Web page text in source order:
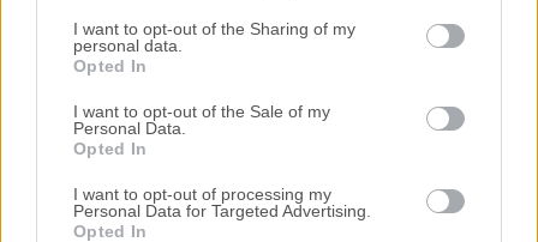
I want to opt-out of the Sharing of my
personal data.
Opted In
I want to opt-out of the Sale of my
Personal Data.
Opted In
I want to opt-out of processing my
Personal Data for Targeted Advertising.
Opted In